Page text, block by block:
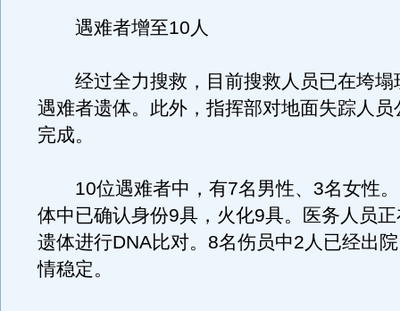
遇难者增至10人
经过全力搜救，目前搜救人员已在垮塌
遇难者遗体。此外，指挥部对地面失踪人员
完成。
10位遇难者中，有7名男性、3名女性。
体中已确认身份9具，火化9具。医务人员
遗体进行DNA比对。8名伤员中2人已经出
情稳定。